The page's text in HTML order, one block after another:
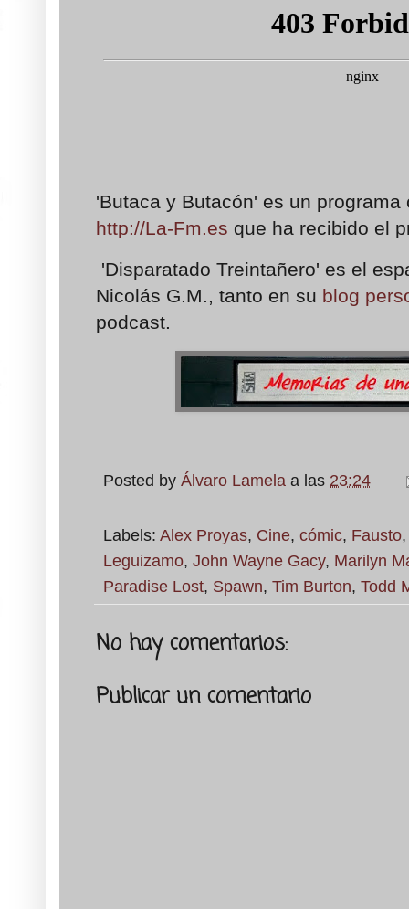
'Butaca y Butacón' es un
http://La-Fm.es que ha recibido el
'Disparatado Treintañero' es el
Nicolás G.M., tanto en su blog
podcast.
Posted by Álvaro Lamela a las 23:24
Labels: Alex Proyas, Cine, cómic, Fausto
Leguizamo, John Wayne Gacy, Marilyn
Paradise Lost, Spawn, Tim Burton, Todd
No hay comentarios:
Publicar un comentario